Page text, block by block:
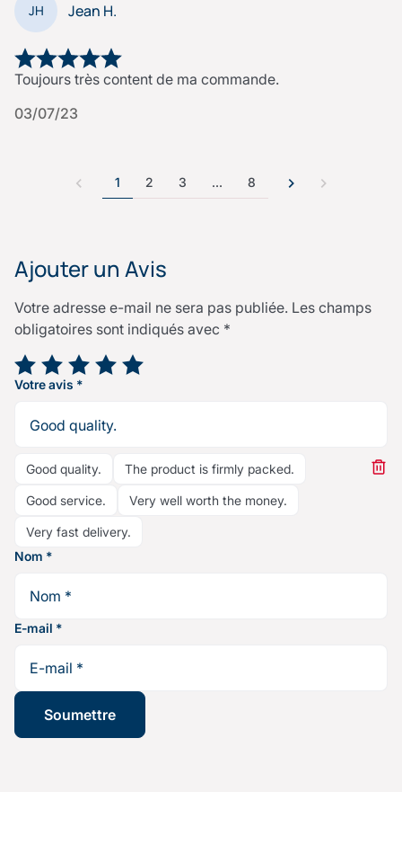
JH Jean H.
Toujours très content de ma commande.
03/07/23
1 2 3 … 8
Ajouter un Avis
Votre adresse e-mail ne sera pas publiée. Les champs
obligatoires sont indiqués avec *
Votre note*
Votre avis *
Good quality. The product is firmly packed.
Good service. Very well worth the money.
Very fast delivery.
Nom *
E-mail *